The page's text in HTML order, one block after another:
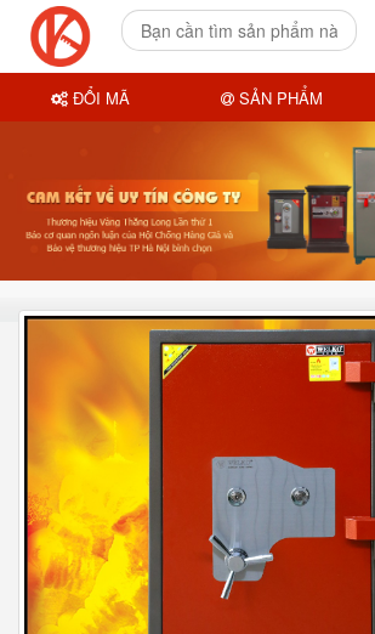
ĐỔI MÃ SẢN PHẨM